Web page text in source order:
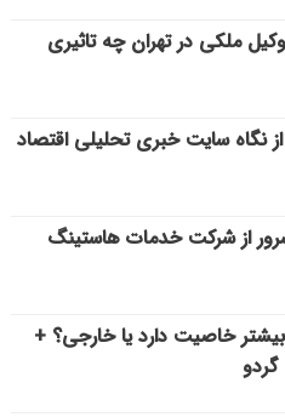
ملکی در تهران چه تاثیری
از نگاه سایت خبری تحلیلی اقتصاد
از شرکت خدمات هاستینگ
خاصیت دارد یا خارجی؟ +